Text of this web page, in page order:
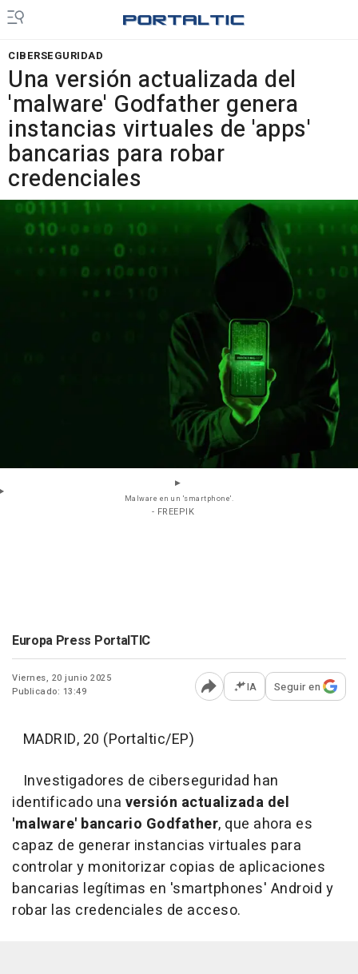
CIBERSEGURIDAD
Una versión actualizada del
'malware' Godfather genera
instancias virtuales de 'apps'
bancarias para robar
credenciales
Malware en un 'smartphone'.
- FREEPIK
Europa Press PortalTIC
Viernes, 20 junio 2025
Publicado: 13:49
Abrir opciones para
IA Seguir en
MADRID, 20 (Portaltic/EP)
Investigadores de ciberseguridad han
identificado una versión actualizada del
'malware' bancario Godfather, que ahora es
capaz de generar instancias virtuales para
controlar y monitorizar copias de aplicaciones
bancarias legítimas en 'smartphones' Android y
robar las credenciales de acceso.